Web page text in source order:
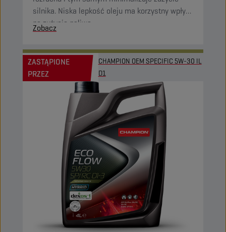
silnika. Niska lepkość oleju ma korzystny wpływ
na zużycie paliwa.
Zobacz
ZASTĄPIONE
PRZEZ
CHAMPION OEM SPECIFIC 5W-30 IL
D1